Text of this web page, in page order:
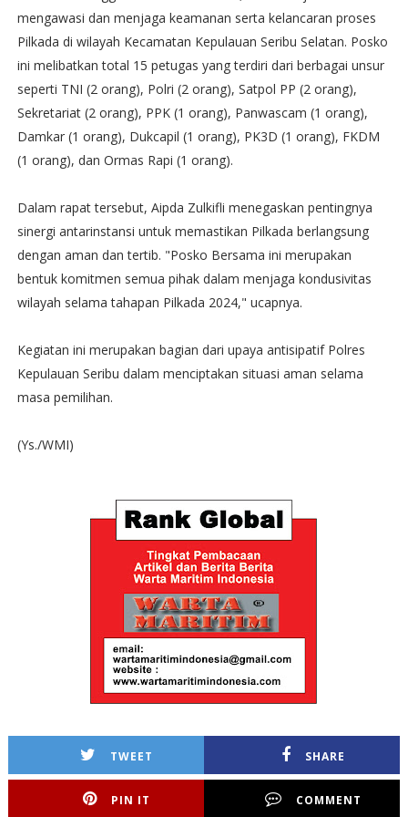
mengawasi dan menjaga keamanan serta kelancaran proses
Pilkada di wilayah Kecamatan Kepulauan Seribu Selatan. Posko
ini melibatkan total 15 petugas yang terdiri dari berbagai unsur
seperti TNI (2 orang), Polri (2 orang), Satpol PP (2 orang),
Sekretariat (2 orang), PPK (1 orang), Panwascam (1 orang),
Damkar (1 orang), Dukcapil (1 orang), PK3D (1 orang), FKDM
(1 orang), dan Ormas Rapi (1 orang).
Dalam rapat tersebut, Aipda Zulkifli menegaskan pentingnya
sinergi antarinstansi untuk memastikan Pilkada berlangsung
dengan aman dan tertib. "Posko Bersama ini merupakan
bentuk komitmen semua pihak dalam menjaga kondusivitas
wilayah selama tahapan Pilkada 2024," ucapnya.
Kegiatan ini merupakan bagian dari upaya antisipatif Polres
Kepulauan Seribu dalam menciptakan situasi aman selama
masa pemilihan.
(Ys./WMI)
TWEET SHARE
PIN IT COMMENT